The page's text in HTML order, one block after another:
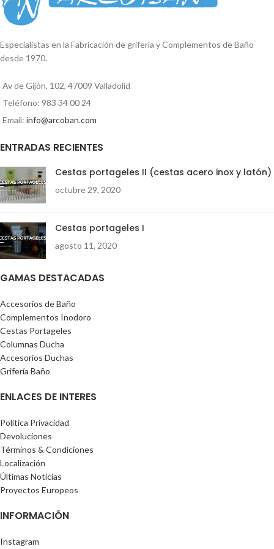
ducha antical Misisipi cuadrado
soporte 1 flexo latón 60cm 1
Especialistas en la Fabricación de grifería y Complementos de Baño
desde 1970.
Av de Gijón, 102, 47009 Valladolid
Teléfono: 983 34 00 24
Email: info@arcoban.com
ENTRADAS RECIENTES
Cestas portageles II (cestas acero inox y latón)
octubre 29, 2020
Cestas portageles I
agosto 11, 2020
GAMAS DESTACADAS
Accesorios de Baño
Complementos Inodoro
Cestas Portageles
Columnas Ducha
Accesorios Duchas
Grifería Baño
ENLACES DE INTERES
Política Privacidad
Devoluciones
Términos & Condiciones
Localización
Últimas Noticias
Proyectos Europeos
INFORMACIÓN
Instagram